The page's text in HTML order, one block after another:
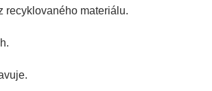
recyklovaného materiálu.